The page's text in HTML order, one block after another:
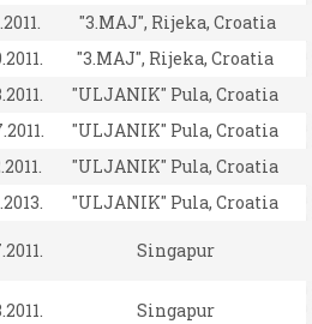
"3.MAJ", Rijeka, Croatia
"3.MAJ", Rijeka, Croatia
"ULJANIK" Pula, Croatia
"ULJANIK" Pula, Croatia
"ULJANIK" Pula, Croatia
"ULJANIK" Pula, Croatia
Singapur
Singapur